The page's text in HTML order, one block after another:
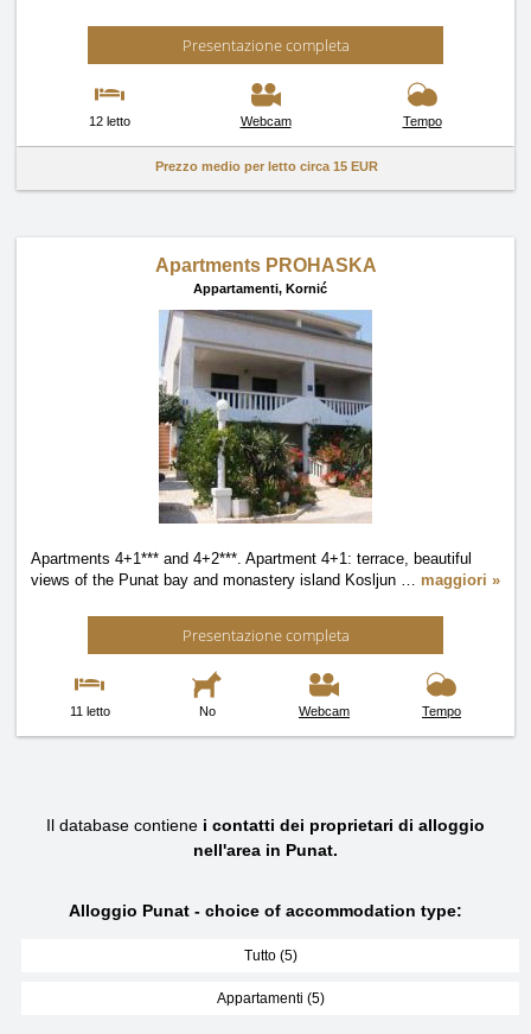
Presentazione completa
12 letto Webcam Tempo
Prezzo medio per letto circa 15 EUR
Apartments PROHASKA
Appartamenti, Kornić
Apartments 4+1*** and 4+2***. Apartment 4+1: terrace, beautiful
views of the Punat bay and monastery island Kosljun … maggiori »
Presentazione completa
11 letto No Webcam Tempo
Il database contiene i contatti dei proprietari di alloggio
nell'area in Punat.
Alloggio Punat - choice of accommodation type:
Tutto (5)
Appartamenti (5)